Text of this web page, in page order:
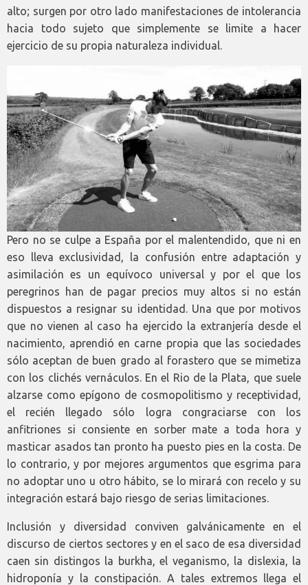
alto; surgen por otro lado manifestaciones de intolerancia
hacia todo sujeto que simplemente se limite a hacer
ejercicio de su propia naturaleza individual.
Pero no se culpe a España por el malentendido, que ni en
eso lleva exclusividad, la confusión entre adaptación y
asimilación es un equívoco universal y por el que los
peregrinos han de pagar precios muy altos si no están
dispuestos a resignar su identidad. Una que por motivos
que no vienen al caso ha ejercido la extranjería desde el
nacimiento, aprendió en carne propia que las sociedades
sólo aceptan de buen grado al forastero que se mimetiza
con los clichés vernáculos. En el Rio de la Plata, que suele
alzarse como epígono de cosmopolitismo y receptividad,
el recién llegado sólo logra congraciarse con los
anfitriones si consiente en sorber mate a toda hora y
masticar asados tan pronto ha puesto pies en la costa. De
lo contrario, y por mejores argumentos que esgrima para
no adoptar uno u otro hábito, se lo mirará con recelo y su
integración estará bajo riesgo de serias limitaciones.
Inclusión y diversidad conviven galvánicamente en el
discurso de ciertos sectores y en el saco de esa diversidad
caen sin distingos la burkha, el veganismo, la dislexia, la
hidroponía y la constipación. A tales extremos llega el